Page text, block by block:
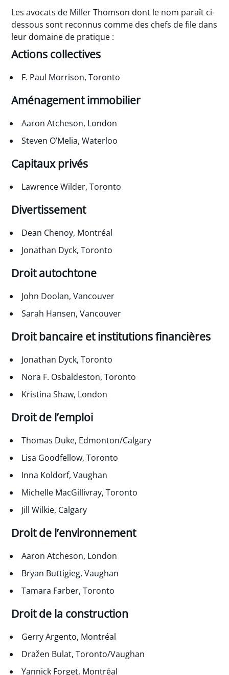
Les avocats de Miller Thomson dont le nom paraît ci-
dessous sont reconnus comme des chefs de file dans
leur domaine de pratique :
Actions collectives
F. Paul Morrison, Toronto
Aménagement immobilier
Aaron Atcheson, London
Steven O’Melia, Waterloo
Capitaux privés
Lawrence Wilder, Toronto
Divertissement
Dean Chenoy, Montréal
Jonathan Dyck, Toronto
Droit autochtone
John Doolan, Vancouver
Sarah Hansen, Vancouver
Droit bancaire et institutions financières
Jonathan Dyck, Toronto
Nora F. Osbaldeston, Toronto
Kristina Shaw, London
Droit de l’emploi
Thomas Duke, Edmonton/Calgary
Lisa Goodfellow, Toronto
Inna Koldorf, Vaughan
Michelle MacGillivray, Toronto
Jill Wilkie, Calgary
Droit de l’environnement
Aaron Atcheson, London
Bryan Buttigieg, Vaughan
Tamara Farber, Toronto
Droit de la construction
Gerry Argento, Montréal
Dražen Bulat, Toronto/Vaughan
Yannick Forget, Montréal